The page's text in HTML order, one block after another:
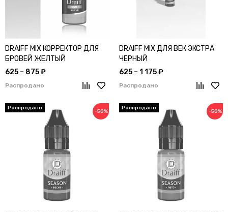
DRAIFF MIX КОРРЕКТОР ДЛЯ
БРОВЕЙ ЖЕЛТЫЙ
625 – 875 ₽
Распродано
DRAIFF MIX ДЛЯ ВЕК ЭКСТРА
ЧЕРНЫЙ
625 – 1 175 ₽
Распродано
−50% −50%